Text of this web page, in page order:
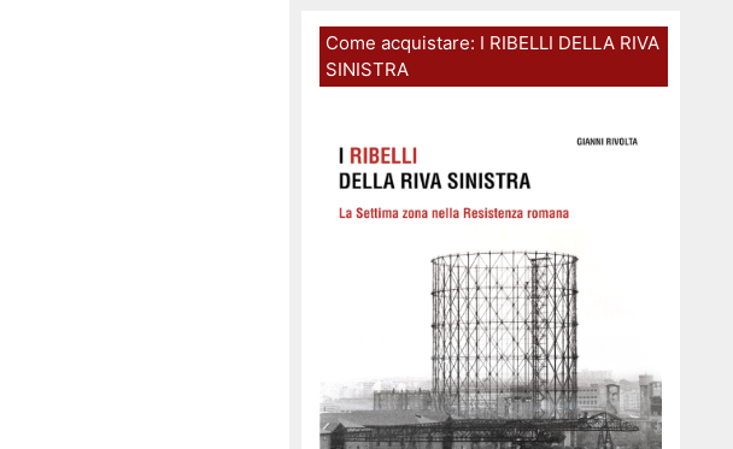
Come acquistare: I RIBELLI DELLA RIVA
SINISTRA